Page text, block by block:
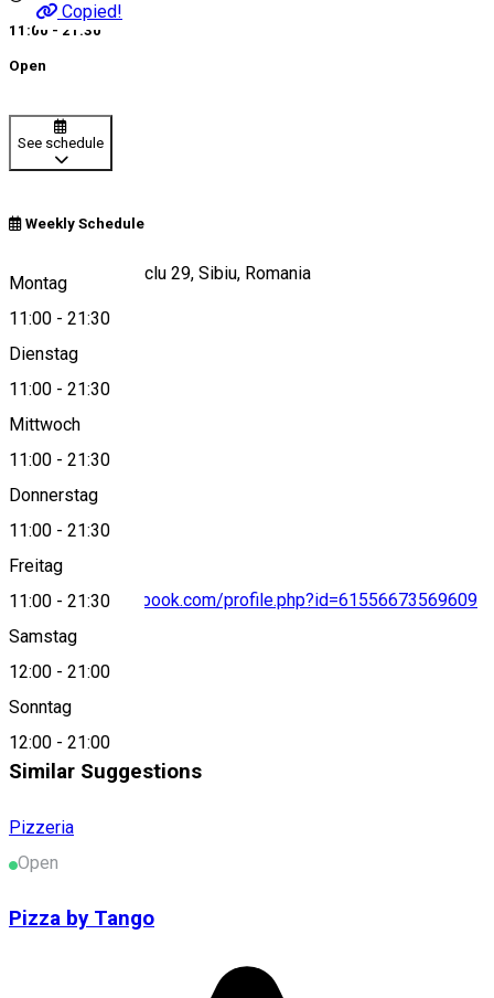
Copied!
11:00 - 21:30
Open
See schedule
Weekly Schedule
Montag
11:00 - 21:30
Dienstag
11:00 - 21:30
Mittwoch
11:00 - 21:30
Donnerstag
11:00 - 21:30
Freitag
11:00 - 21:30
Samstag
12:00 - 21:00
Sonntag
12:00 - 21:00
Strada Nicolae Teclu 29, Sibiu, Romania
View on map
https://www.facebook.com/profile.php?id=61556673569609
About
Similar Suggestions
Pizzeria
Open
Pizza by Tango